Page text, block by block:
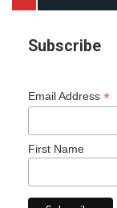
Subscribe
Email Address *
First Name